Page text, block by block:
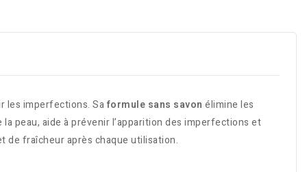
les imperfections. Saformule sans savon élimine les
peau, aide à prévenir l’apparition des imperfections et
de fraîcheur après chaque utilisation.